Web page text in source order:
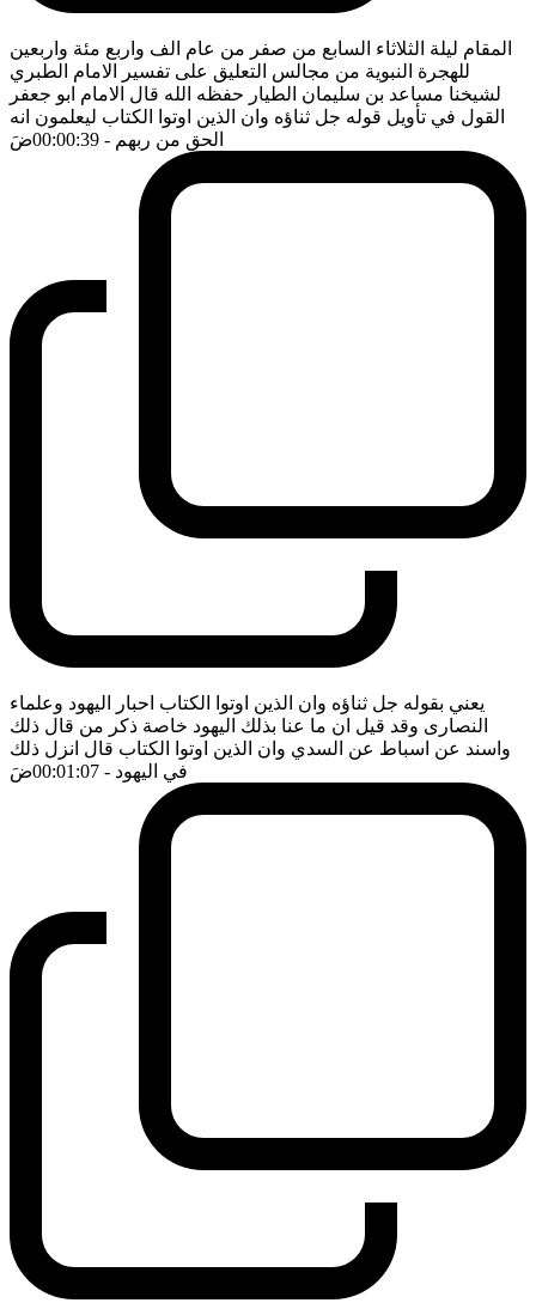
المقام ليلة الثلاثاء السابع من صفر من عام الف واربع مئة واربعين
للهجرة النبوية من مجالس التعليق على تفسير الامام الطبري
لشيخنا مساعد بن سليمان الطيار حفظه الله قال الامام ابو جعفر
القول في تأويل قوله جل ثناؤه وان الذين اوتوا الكتاب ليعلمون انه
الحق من ربهم - 00:00:39 ضَ
يعني بقوله جل ثناؤه وان الذين اوتوا الكتاب احبار اليهود وعلماء
النصارى وقد قيل ان ما عنا بذلك اليهود خاصة ذكر من قال ذلك
واسند عن اسباط عن السدي وان الذين اوتوا الكتاب قال انزل ذلك
في اليهود - 00:01:07 ضَ